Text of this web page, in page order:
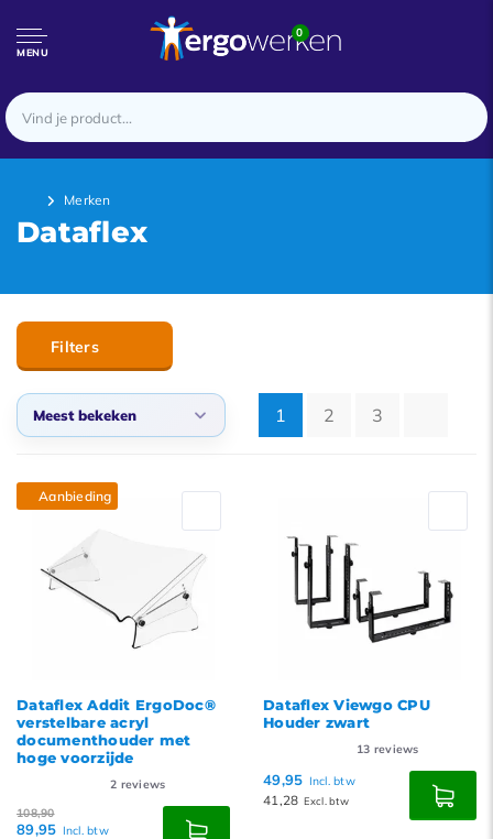
MENU
0
Merken
Dataflex
Filters
Meest bekeken
Nieuwste producten
Hoogste prijs
1 2 3
Aanbieding
Dataflex Addit ErgoDoc®
verstelbare acryl
documenthouder met
hoge voorzijde
2 reviews
108,90
89,95 Incl. btw
Dataflex Viewgo CPU
Houder zwart
13 reviews
49,95 Incl. btw
41,28 Excl. btw